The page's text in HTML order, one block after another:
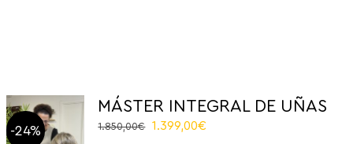
-24%
MÁSTER INTEGRAL DE UÑAS
1.850,00€
Original
1.399,00€